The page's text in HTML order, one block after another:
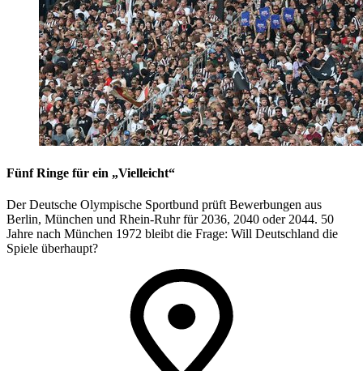
Fünf Ringe für ein „Vielleicht“
Der Deutsche Olympische Sportbund prüft Bewerbungen aus
Berlin, München und Rhein-Ruhr für 2036, 2040 oder 2044. 50
Jahre nach München 1972 bleibt die Frage: Will Deutschland die
Spiele überhaupt?